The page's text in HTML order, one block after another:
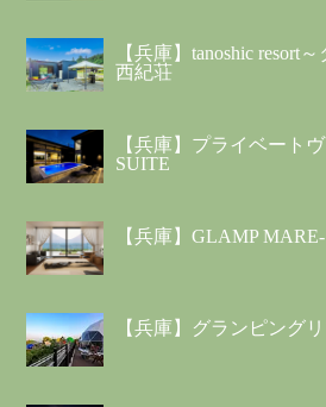
【兵庫】tanoshic resort
西紀荘
【兵庫】プライベート
SUITE
【兵庫】GLAMP
【兵庫】グランピング